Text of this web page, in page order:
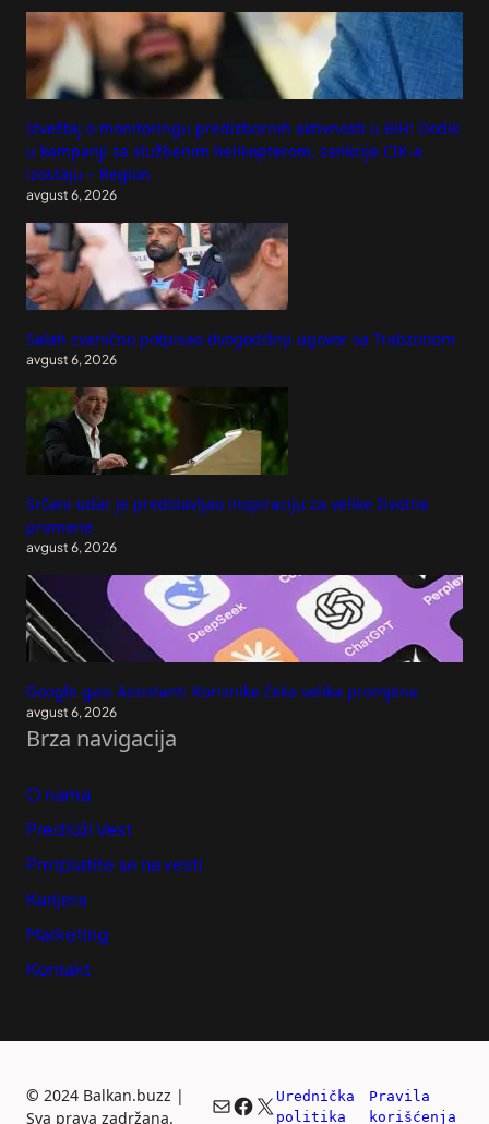
Izveštaj o monitoringu predizbornih aktivnosti u BiH: Dodik
u kampanji sa službenim helikopterom, sankcije CIK-a
izostaju – Region
avgust 6, 2026
Salah zvanično potpisao dvogodišnji ugovor sa Trabzonom
avgust 6, 2026
Srčani udar je predstavljao inspiraciju za velike životne
promene
avgust 6, 2026
Google gasi Assistant: Korisnike čeka velika promjena
avgust 6, 2026
Brza navigacija
O nama
Predloži Vest
Pretplatite se na vesti
Karijera
Marketing
Kontakt
© 2024 Balkan.buzz |
Sva prava zadržana.
Mail
Facebook
X Urednička
politika
Pravila
korišćenja